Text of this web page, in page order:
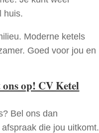
huis.
Moderne ketels
Goed voor jou en
op! CV Ketel
Bel ons dan
die jou uitkomt.